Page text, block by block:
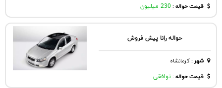
قیمت حواله : 230 میلیون
حواله رانا پیش فروش
شهر:كرمانشاه
قیمت حواله : توافقی